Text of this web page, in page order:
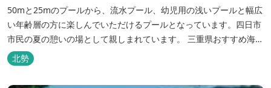
50mと25mのプールから、流水プール、幼児用の浅いプールと幅広
い年齢層の方に楽しんでいただけるプールとなっています。四日市
市民の夏の憩いの場として親しまれています。 三重県おすすめ海水
浴場ビーチ特集はこちら🏖三重の海水浴場ビーチ特集<...
北勢